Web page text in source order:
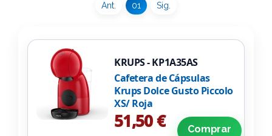
Ant. 01 Sig.
KRUPS - KP1A35AS
Cafetera de Cápsulas
Krups Dolce Gusto Piccolo
XS/ Roja
51,50 € Comprar